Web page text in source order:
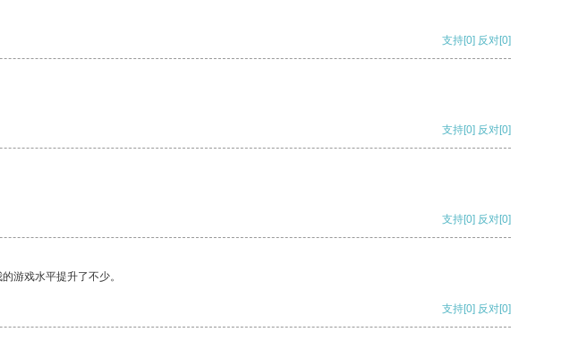
支持[0] 反对[0]
支持[0] 反对[0]
支持[0] 反对[0]
游戏水平提升了不少。
支持[0] 反对[0]